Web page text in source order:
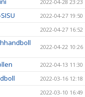
2022-04-28 23:23
2022-04-27 19:50
2022-04-27 16:52
2022-04-22 10:26
2022-04-13 11:30
2022-03-16 12:18
2022-03-10 16:49